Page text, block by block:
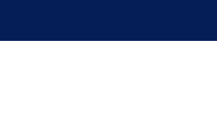
19-54Mm
Microfono